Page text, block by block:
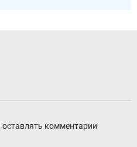
оставлять комментарии